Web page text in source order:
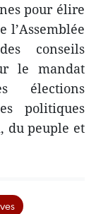
pour élire
l’Assemblée
conseils
le mandat
élections
politiques
du peuple et